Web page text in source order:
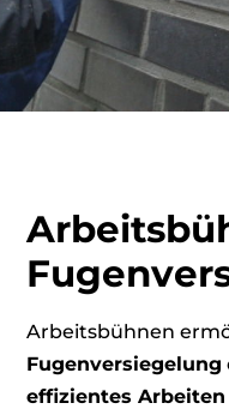
Arbeitsbühnen
Fugenversiegelung
effizientes